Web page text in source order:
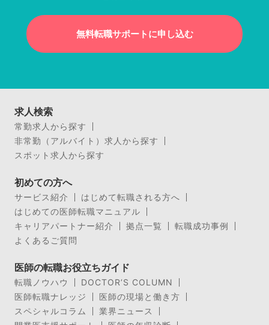
無料転職サポートに申し込む
求人検索
常勤求人から探す
非常勤（アルバイト）求人から探す
スポット求人から探す
初めての方へ
サービス紹介
はじめて転職される方へ
はじめての医師転職マニュアル
キャリアパートナー紹介
拠点一覧
転職成功事例
よくあるご質問
医師の転職お役立ちガイド
転職ノウハウ
DOCTOR’S COLUMN
医師転職ナレッジ
医師の現場と働き方
スペシャルコラム
業界ニュース